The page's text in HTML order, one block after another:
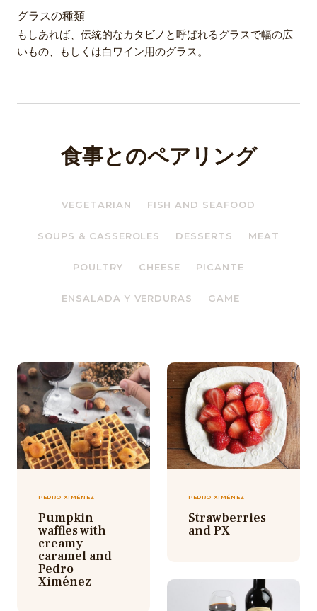
グラスの種類
もしあれば、伝統的なカタビノと呼ばれるグラスで幅の広
いもの、もしくは白ワイン用のグラス。
食事とのペアリング
VEGETARIAN FISH AND SEAFOOD
SOUPS & CASSEROLES DESSERTS MEAT
POULTRY CHEESE PICANTE
ENSALADA Y VERDURAS GAME
PEDRO XIMÉNEZ
Pumpkin
waffles with
creamy
caramel and
Pedro
Ximénez
PEDRO XIMÉNEZ
Strawberries
and PX